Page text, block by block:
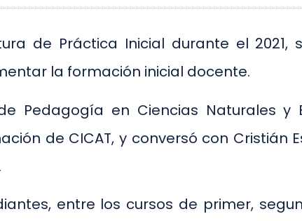
de Práctica Inicial durante el 2021,
la formación inicial docente.
Pedagogía en Ciencias Naturales y
de CICAT, y conversó con Cristián
entre los cursos de primer,